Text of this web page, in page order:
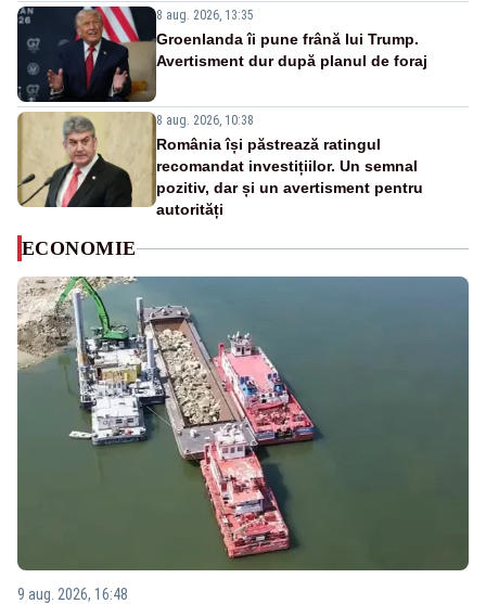
8 aug. 2026, 13:35
Groenlanda îi pune frână lui Trump.
Avertisment dur după planul de foraj
8 aug. 2026, 10:38
România își păstrează ratingul
recomandat investițiilor. Un semnal
pozitiv, dar și un avertisment pentru
autorități
ECONOMIE
9 aug. 2026, 16:48